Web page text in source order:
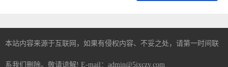
本站内容来源于互联网，如果有侵权内容、不妥之处，请第一时间联
系我们删除。敬请谅解! E-mail：admin@5ixczy.com